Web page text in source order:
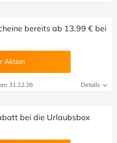
bereits ab 13,99 € bei
Aktion
31.12.26 Details
bei die Urlaubsbox